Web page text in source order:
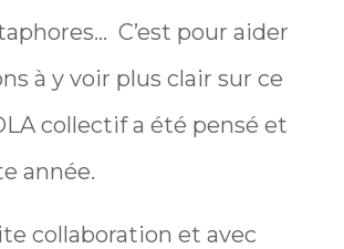
C’est pour aider
à y voir plus clair sur ce
collectif a été pensé et
année.
collaboration et avec